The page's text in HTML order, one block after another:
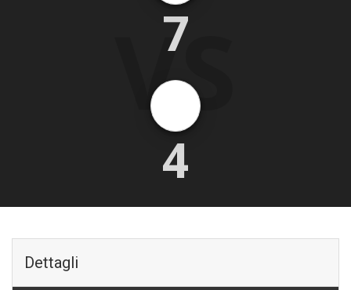
MINIBASKET
VS
7
4
Dettagli